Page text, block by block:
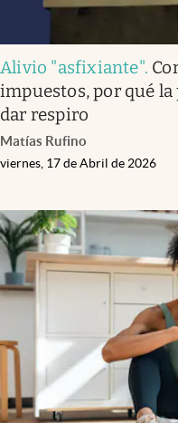
Alivio "asfixiante".
impuestos, por qué
dar respiro
Matías Rufino
viernes, 17 de Abril de 2026